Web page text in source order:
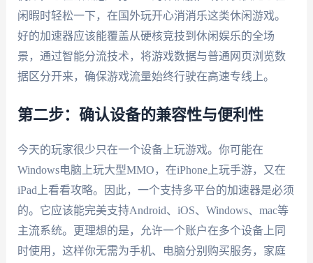
闲暇时轻松一下，在国外玩开心消消乐这类休闲游戏。
好的加速器应该能覆盖从硬核竞技到休闲娱乐的全场
景，通过智能分流技术，将游戏数据与普通网页浏览数
据区分开来，确保游戏流量始终行驶在高速专线上。
第二步：确认设备的兼容性与便利性
今天的玩家很少只在一个设备上玩游戏。你可能在
Windows电脑上玩大型MMO，在iPhone上玩手游，又在
iPad上看看攻略。因此，一个支持多平台的加速器是必须
的。它应该能完美支持Android、iOS、Windows、mac等
主流系统。更理想的是，允许一个账户在多个设备上同
时使用，这样你无需为手机、电脑分别购买服务，家庭